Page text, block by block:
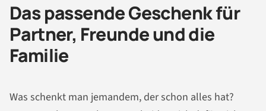
Das passende Geschenk für
Partner, Freunde und die
Familie
Was schenkt man jemandem, der schon alles hat?